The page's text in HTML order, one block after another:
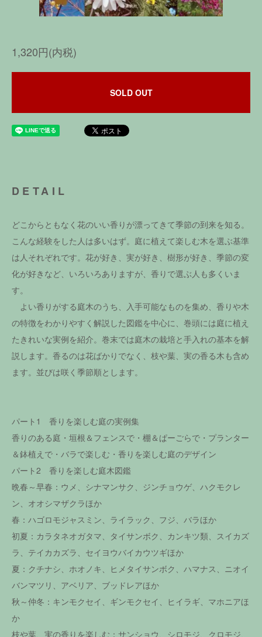
1,320円(内税)
SOLD OUT
DETAIL
どこからともなく花のいい香りが漂ってきて季節の到来を知る。
こんな経験をした人は多いはず。庭に植えて楽しむ木を選ぶ基準
は人それぞれです。花が好き、実が好き、樹形が好き、季節の変
化が好きなど、いろいろありますが、香りで選ぶ人も多くいま
す。
よい香りがする庭木のうち、入手可能なものを集め、香りや木
の特徴をわかりやすく解説した図鑑を中心に、巻頭には庭に植え
たきれいな実例を紹介。巻末では庭木の栽培と手入れの基本を解
説します。香るのは花ばかりでなく、枝や葉、実の香る木も含め
ます。並びは咲く季節順とします。
パート1 香りを楽しむ庭の実例集
香りのある庭・垣根＆フェンスで・棚＆ぱーごらで・プランター
＆鉢植えで・バラで楽しむ・香りを楽しむ庭のデザイン
パート2 香りを楽しむ庭木図鑑
晩春～早春：ウメ、シナマンサク、ジンチョウゲ、ハクモクレ
ン、オオシマザクラほか
春：ハゴロモジャスミン、ライラック、フジ、バラほか
初夏：カラタネオガタマ、タイサンボク、カンキツ類、スイカズ
ラ、テイカカズラ、セイヨウバイカウツギほか
夏：クチナシ、ホオノキ、ヒメタイサンボク、ハマナス、ニオイ
バンマツリ、アベリア、ブッドレアほか
秋～仲冬：キンモクセイ、ギンモクセイ、ヒイラギ、マホニアほ
か
枝や葉、実の香りを楽しむ：サンショウ、シロモジ、クロモジ、